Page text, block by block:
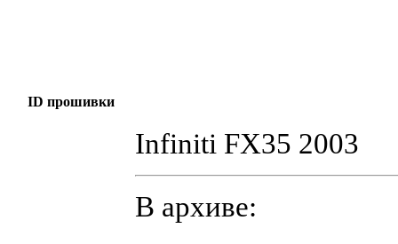
ID прошивки
Infiniti FX35 2003
В архиве: